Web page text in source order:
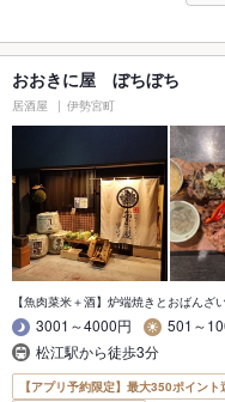
おおきに屋 ぼちぼち
居酒屋 伊勢宮町
【魚肉菜米＋酒】炉端焼きとおばんざ
3001～4000円
501～
松江駅から徒歩3分
【アプリ予約限定】最大350ポイン